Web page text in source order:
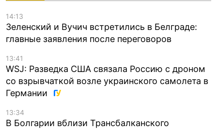
14:13
Зеленский и Вучич встретились в Белграде:
главные заявления после переговоров
13:41
WSJ: Разведка США связала Россию с дроном
со взрывчаткой возле украинского самолета в
Германии
13:34
В Болгарии вблизи Трансбалканского